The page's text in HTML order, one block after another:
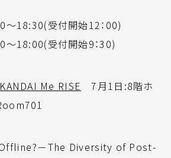
18:30(受付開始12：00)
18:00(受付開始9：30)
KANDAI Me RISE 7月1日:8階ホ
－The Diversity of Post-